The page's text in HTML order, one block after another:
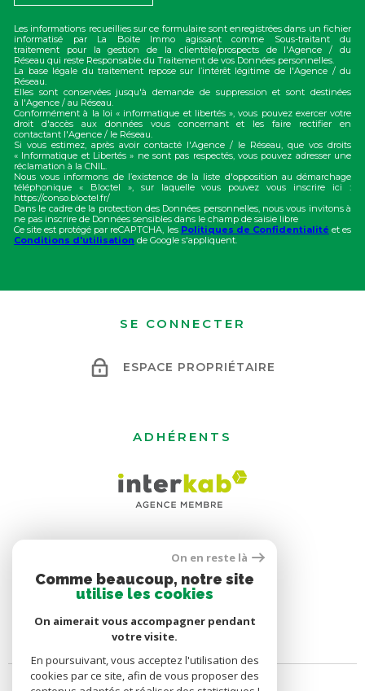
Les informations recueillies sur ce formulaire sont enregistrées dans un fichier
informatisé par La Boite Immo agissant comme Sous-traitant du
traitement pour la gestion de la clientèle/prospects de l'Agence / du
Réseau qui reste Responsable du Traitement de vos Données personnelles.
La base légale du traitement repose sur l’intérêt légitime de l'Agence / du
Réseau.
Elles sont conservées jusqu'à demande de suppression et sont destinées
à l'Agence / au Réseau.
Conformément à la loi « informatique et libertés », vous pouvez exercer votre
droit d'accès aux données vous concernant et les faire rectifier en
contactant l'Agence / le Réseau.
Si vous estimez, après avoir contacté l'Agence / le Réseau, que vos droits
« Informatique et Libertés » ne sont pas respectés, vous pouvez adresser une
réclamation à la CNIL.
Nous vous informons de l’existence de la liste d'opposition au démarchage
téléphonique « Bloctel », sur laquelle vous pouvez vous inscrire ici :
https://conso.bloctel.fr/
Dans le cadre de la protection des Données personnelles, nous vous invitons à
ne pas inscrire de Données sensibles dans le champ de saisie libre
Ce site est protégé par reCAPTCHA, les Politiques de Confidentialité et es
Conditions d'utilisation de Google s'appliquent.
SE CONNECTER
ESPACE PROPRIÉTAIRE
ADHÉRENTS
On en reste là
Comme beaucoup, notre site
utilise les cookies
On aimerait vous accompagner pendant
votre visite.
En poursuivant, vous acceptez l'utilisation des
cookies par ce site, afin de vous proposer des